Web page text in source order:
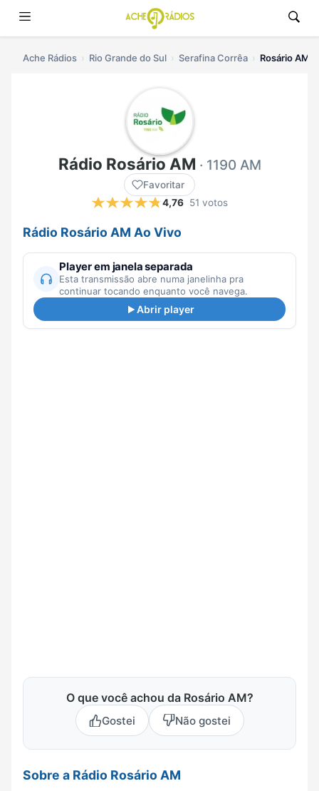
Ache Rádios Rio Grande do Sul Serafina Corrêa Rosário AM
Rádio Rosário AM · 1190 AM
Favoritar
4,76 51 votos
Rádio Rosário AM Ao Vivo
Player em janela separada
Esta transmissão abre numa janelinha pra
continuar tocando enquanto você navega.
Abrir player
O que você achou da Rosário AM?
Gostei Não gostei
Sobre a Rádio Rosário AM